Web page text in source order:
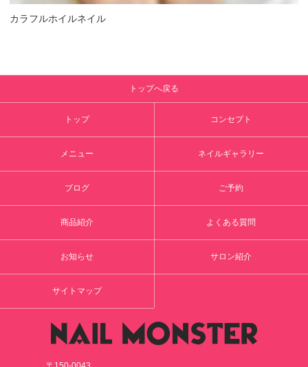
カラフルホイルネイル
トップへ戻る
トップ コンセプト
メニュー ネイルギャラリー
ブログ ご予約
商品紹介 よくある質問
お知らせ サロン紹介
サイトマップ